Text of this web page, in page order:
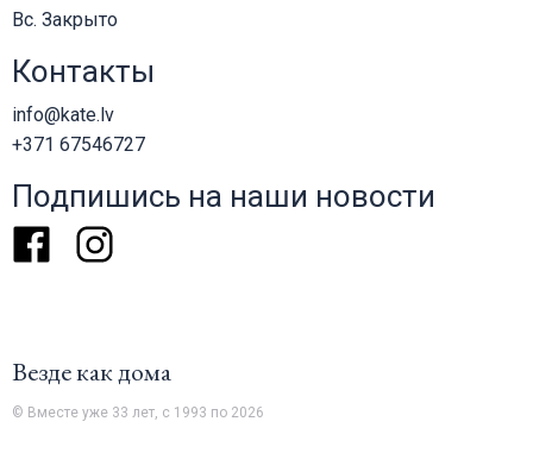
Вс. Закрыто
Контакты
info@kate.lv
+371 67546727
Подпишись на наши новости
FacebookInstagram
Везде как дома
© Вместе уже 33 лет, с 1993 по 2026